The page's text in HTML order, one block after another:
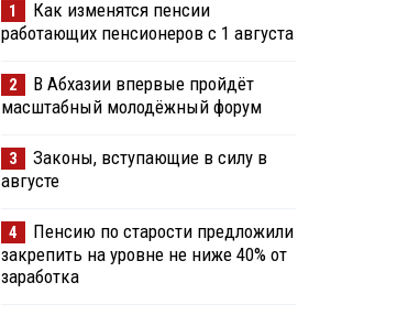
1
Как изменятся пенсии
работающих пенсионеров с 1 августа
2
В Абхазии впервые пройдёт
масштабный молодёжный форум
3
Законы, вступающие в силу в
августе
4
Пенсию по старости предложили
закрепить на уровне не ниже 40% от
заработка